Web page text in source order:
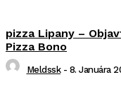
pizza Lipany –
Pizza Bono
Meldssk - 8. Januára